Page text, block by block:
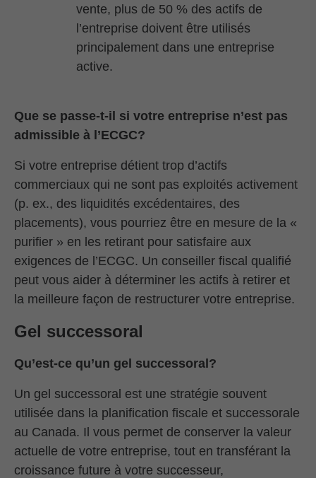
vente, plus de 50 % des actifs de
l’entreprise doivent être utilisés
principalement dans une entreprise
active.
Que se passe-t-il si votre entreprise n’est pas
admissible à l’ECGC?
Si votre entreprise détient trop d’actifs
commerciaux qui ne sont pas exploités activement
(p. ex., des liquidités excédentaires, des
placements), vous pourriez être en mesure de la «
purifier » en les retirant pour satisfaire aux
exigences de l’ECGC. Un conseiller fiscal qualifié
peut vous aider à déterminer les actifs à retirer et
la meilleure façon de restructurer votre entreprise.
Gel successoral
Qu’est-ce qu’un gel successoral?
Un gel successoral est une stratégie souvent
utilisée dans la planification fiscale et successorale
au Canada. Il vous permet de conserver la valeur
actuelle de votre entreprise, tout en transférant la
croissance future à votre successeur,